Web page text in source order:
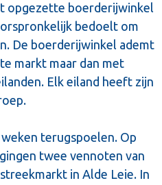
opgezette boerderijwinkel
bedoelt om
De boerderijwinkel ademt
markt maar dan met
Elk eiland heeft zijn
terugspoelen. Op
twee vennoten van
in Alde Leie. In